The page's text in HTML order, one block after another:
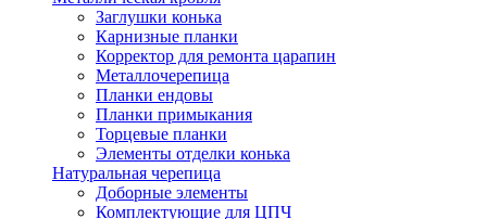
Заглушки конька
Карнизные планки
Корректор для ремонта царапин
Металлочерепица
Планки ендовы
Планки примыкания
Торцевые планки
Элементы отделки конька
Натуральная черепица
Доборные элементы
Комплектующие для ЦПЧ